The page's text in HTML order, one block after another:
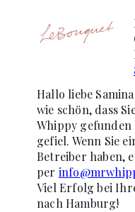
Hallo liebe
wie schön, dass
Whippy
gefiel. Wenn Sie
Betreiber haben,
per
Viel Erfolg bei
nach Hamburg!